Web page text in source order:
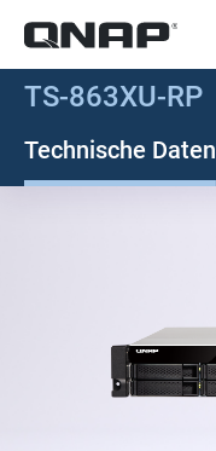
TS-863XU-RP
Technische Daten